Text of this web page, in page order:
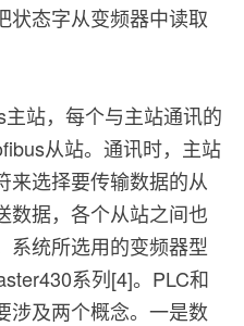
状态字从变频器中读取
站，每个与主站通讯的
从站。通讯时，主站
来选择要传输数据的从
数据，各个从站之间也
系统所选用的变频器型
系列[4]。PLC和
涉及两个概念。一是数